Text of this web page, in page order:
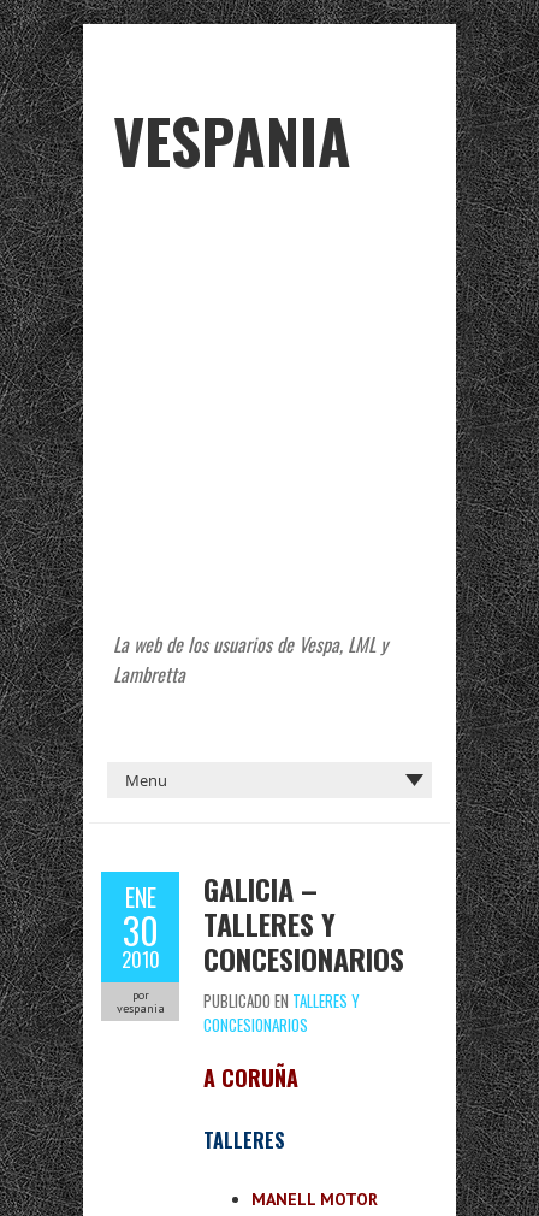
VESPANIA
La web de los usuarios de Vespa, LML y
Lambretta
ENE
30
2010
por
vespania
GALICIA –
TALLERES Y
CONCESIONARIOS
PUBLICADO EN TALLERES Y
CONCESIONARIOS
A CORUÑA
TALLERES
MANELL MOTOR